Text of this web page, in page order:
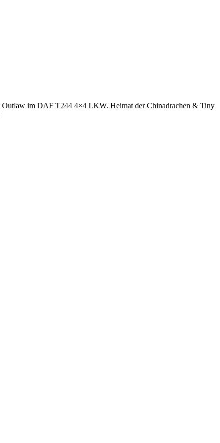
Outlaw im DAF T244 4×4 LKW. Heimat der Chinadrachen & Tiny